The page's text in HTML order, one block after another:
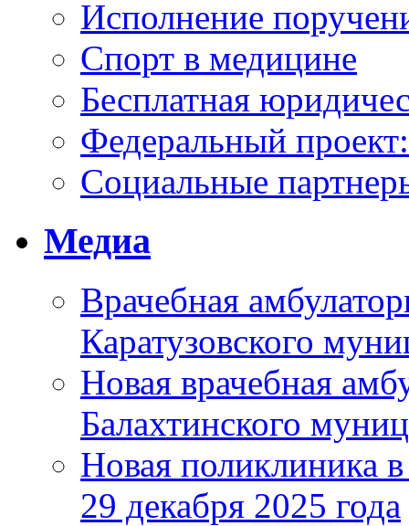
Исполнение
Спорт в медицине
Бесплатная
Федеральный
Социальные
Медиа
Врачебная
Каратузовского
Новая врачебная
Балахтинского
Новая поликлиника
29 декабря 2025 года